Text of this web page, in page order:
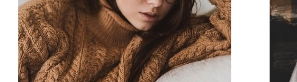
Étui:
Oui
Tissu de nettoyage:
Oui
Autres
Sexe:
Pour femmes